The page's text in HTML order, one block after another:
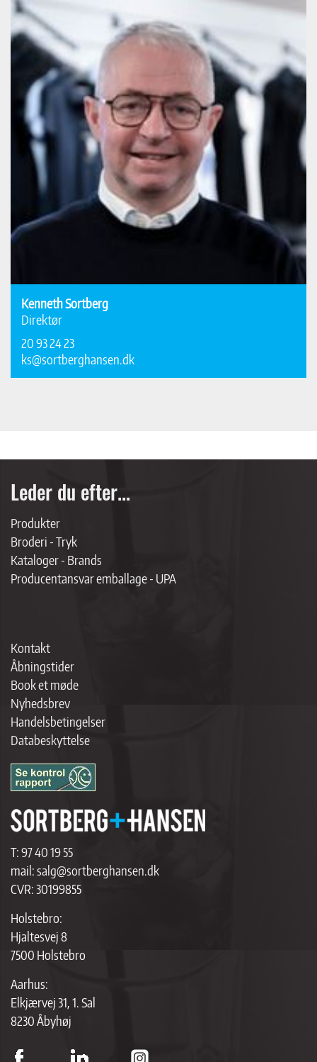
Kenneth Sortberg
Direktør
20 93 24 23
ks@sortberghansen.dk
Leder du efter...
Produkter
Broderi - Tryk
Kataloger - Brands
Producentansvar emballage - UPA
Kontakt
Åbningstider
Book et møde
Nyhedsbrev
Handelsbetingelser
Databeskyttelse
T:97 40 19 55
mail:salg@sortberghansen.dk
CVR: 30199855
Holstebro:
Hjaltesvej 8
7500 Holstebro
Aarhus:
Elkjærvej 31, 1. Sal
8230 Åbyhøj